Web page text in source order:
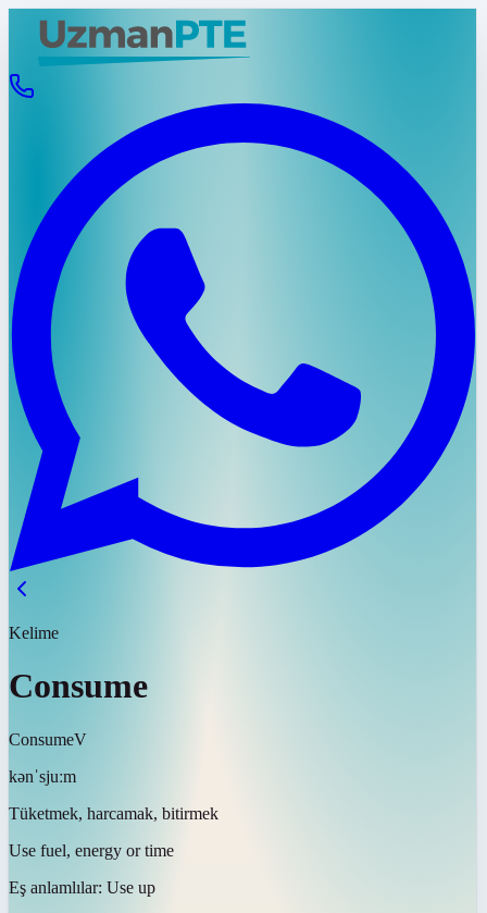
Kelime
Consume
ConsumeV
kənˈsjuːm
Tüketmek, harcamak, bitirmek
Use fuel, energy or time
Eş anlamlılar: Use up